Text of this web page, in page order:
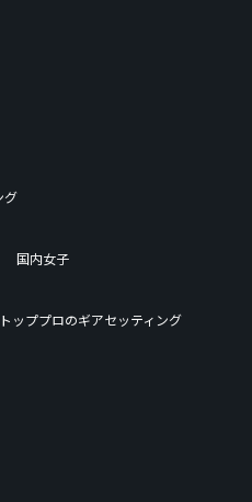
グ
国内女子
トッププロのギアセッティング